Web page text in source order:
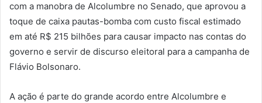
com a manobra de Alcolumbre no Senado, que aprovou a
toque de caixa pautas-bomba com custo fiscal estimado
em até R$ 215 bilhões para causar impacto nas contas do
governo e servir de discurso eleitoral para a campanha de
Flávio Bolsonaro.
A ação é parte do grande acordo entre Alcolumbre e